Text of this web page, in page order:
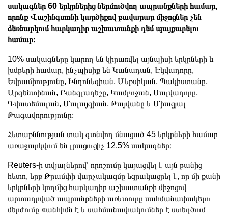
սակագներ 60 երկրներից ներմուծվող ապրանքների համար,
որոնք Վաշինգտոնի կարծիքով բավարար միջոցներ չեն
ձեռնարկում հարկադիր աշխատանքի դեմ պայքարելու
համար։
10% սակագները կարող են կիրառվել այնպիսի երկրների և
խմբերի համար, ինչպիսիք են Կանադան, Էկվադորը,
Եվրամիությունը, Ինդոնեզիան, Մեքսիկան, Պակիստանը,
Արգենտինան, Բանգլադեշը, Կամբոջան, Սալվադորը,
Գվատեմալան, Մալայզիան, Թայվանը և Միացյալ
Թագավորությունը։
Հետաքննության տակ գտնվող մնացած 45 երկրների համար
առաջարկվում են լրացուցիչ 12.5% ​​սակագներ։
Reuters-ի տվյալներով՝ որոշումը կայացվել է այն բանից
հետո, երբ Թրամփի վարչակազմը եզրակացրել է, որ մի քանի
երկրների կողմից հարկադիր աշխատանքի միջոցով
արտադրված ապրանքների առևտուրը սահմանափակելու
մերժումը «անհիմն է և սահմանափակումներ է ստեղծում